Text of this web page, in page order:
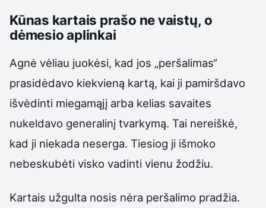
Kūnas kartais prašo ne vaistų, o
dėmesio aplinkai
Agnė vėliau juokėsi, kad jos „peršalimas“
prasidėdavo kiekvieną kartą, kai ji pamiršdavo
išvėdinti miegamąjį arba kelias savaites
nukeldavo generalinį tvarkymą. Tai nereiškė,
kad ji niekada neserga. Tiesiog ji išmoko
nebeskubėti visko vadinti vienu žodžiu.
Kartais užgulta nosis nėra peršalimo pradžia.